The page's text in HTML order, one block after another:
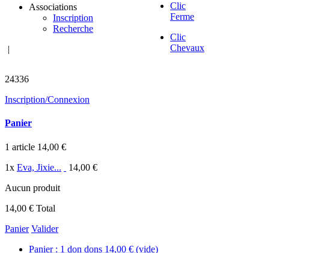
Associations
Inscription
Recherche
|
Clic
Ferme
Clic
Chevaux
24336
Inscription/Connexion
Panier
1 article 14,00 €
1x Eva, Jixie...
14,00 €
Aucun produit
14,00 € Total
Panier Valider
Panier : 1 don dons 14,00 € (vide)